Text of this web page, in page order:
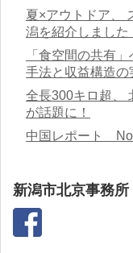
夏×アウトドア、
潟を紹介しました
「食空間の共有
手法と収益構造の
全長300キロ超、
が話題に！
中国レポート
新潟市北京事務